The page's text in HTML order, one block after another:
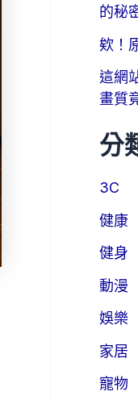
的秘
欸！
這網
畫質
分
3C
健康
健身
動漫
娛樂
家居
寵物